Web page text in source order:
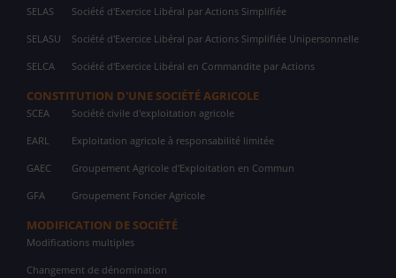
SELAS Société d'Exercice Libéral par Actions Simplifiée
SELASU Société d'Exercice Libéral par Actions Simplifiée Unipersonnelle
SELCA Société d'Exercice Libéral en Commandite par Actions
CONSTITUTION D'UNE SOCIÉTÉ AGRICOLE
SCEA Société civile d'exploitation agricole
EARL Exploitation agricole à responsabilité limitée
GAEC Groupement Agricole d'Exploitation en Commun
GFA Groupement Foncier Agricole
MODIFICATION DE SOCIÉTÉ
Modifications multiples
Changement de dénomination